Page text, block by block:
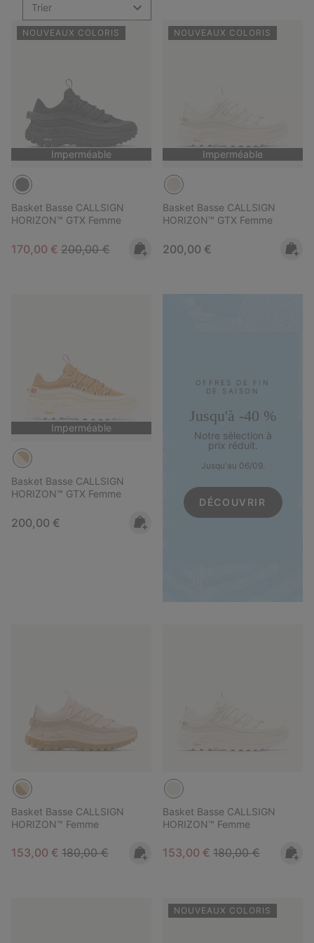
Trier
NOUVEAUX COLORIS
Imperméable
Basket Basse CALLSIGN
HORIZON™ GTX Femme
Sale price:
170,00 € Regular price:
200,00 €
NOUVEAUX COLORIS
Imperméable
Basket Basse CALLSIGN
HORIZON™ GTX Femme
Regular price:
200,00 €
Imperméable
Basket Basse CALLSIGN
HORIZON™ GTX Femme
Regular price:
200,00 €
OFFRES DE FIN
DE SAISON
Jusqu'à -40 %
Notre sélection à
prix réduit.
Jusqu'au 06/09.
DÉCOUVRIR
Basket Basse CALLSIGN
HORIZON™ Femme
Sale price:
153,00 € Regular price:
180,00 €
Basket Basse CALLSIGN
HORIZON™ Femme
Sale price:
153,00 € Regular price:
180,00 €
NOUVEAUX COLORIS